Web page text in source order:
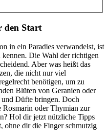
den Start
in ein Paradies verwandelst, ist
Die Wahl der richtigen
Aber was heißt das
die nicht nur viel
benötigen, um zu
Blüten von Geranien oder
Düfte bringen. Doch
Rosmarin oder Thymian zur
Hol dir jetzt nützliche Tipps
ohne dir die Finger schmutzig